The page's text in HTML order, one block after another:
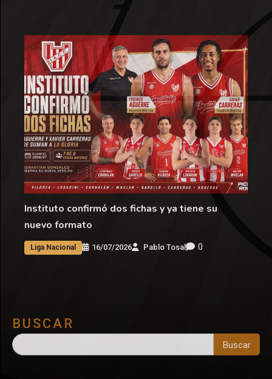
Instituto confirmó dos fichas y ya tiene su
nuevo formato
Liga Nacional 16/07/2026 Pablo Tosal 0
BUSCAR
Buscar